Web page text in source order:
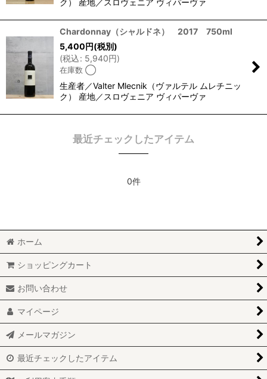
ク） 産地／スロヴェニア ヴィパーヴァ
Chardonnay（シャルドネ） 2017 750ml
5,400円(税別)
(税込: 5,940円)
在庫数 ◯
生産者／Valter Mlecnik（ヴァルテル ムレチニッ
ク） 産地／スロヴェニア ヴィパーヴァ
最近チェックしたアイテム
0件
ホーム
ショッピングカート
お問い合わせ
マイページ
メールマガジン
最近チェックしたアイテム